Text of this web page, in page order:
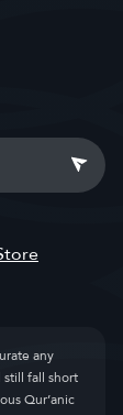
any
fall short
Qur’anic